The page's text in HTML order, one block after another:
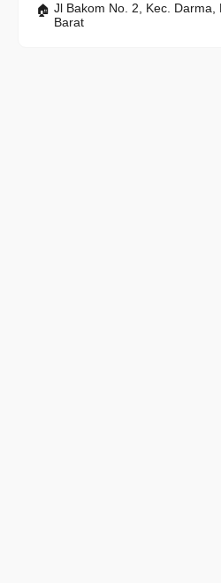
Jl Bakom No. 2, Kec. Darma,
Barat